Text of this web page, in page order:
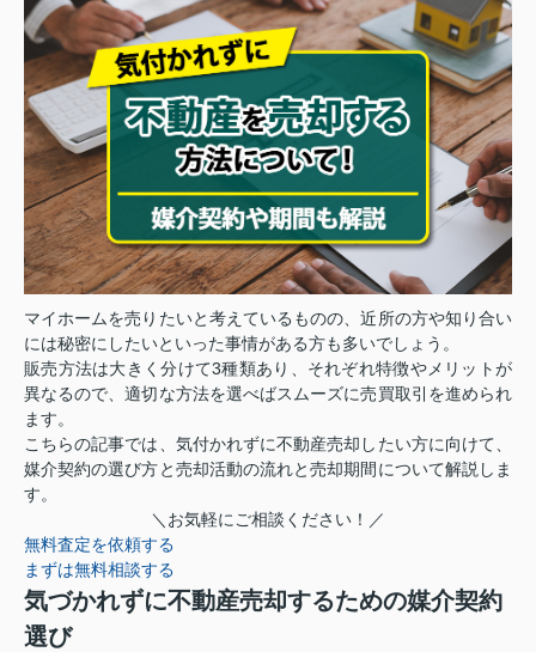
マイホームを売りたいと考えているものの、近所の方や知り合い
には秘密にしたいといった事情がある方も多いでしょう。
販売方法は大きく分けて3種類あり、それぞれ特徴やメリットが
異なるので、適切な方法を選べばスムーズに売買取引を進められ
ます。
こちらの記事では、気付かれずに不動産売却したい方に向けて、
媒介契約の選び方と売却活動の流れと売却期間について解説しま
す。
＼お気軽にご相談ください！／
無料査定を依頼する
まずは無料相談する
気づかれずに不動産売却するための媒介契約
選び